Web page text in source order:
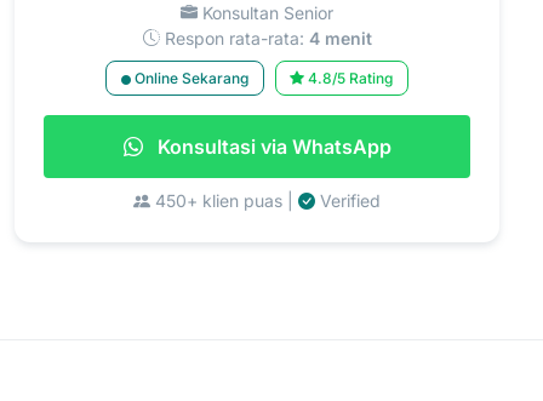
Konsultan Senior
Respon rata-rata: 4 menit
Online Sekarang 4.8/5 Rating
Konsultasi via WhatsApp
450+ klien puas | Verified